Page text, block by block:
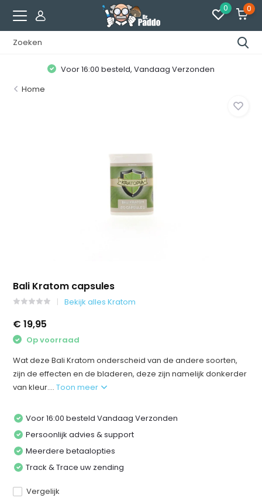
0 0
Voor 16:00 besteld, Vandaag Verzonden
Home
Bali Kratom capsules
Bekijk alles Kratom
€ 19,95
Op voorraad
Wat deze Bali Kratom onderscheid van de andere soorten,
zijn de effecten en de bladeren, deze zijn namelijk donkerder
van kleur....Toon meer
Voor 16:00 besteld Vandaag Verzonden
Persoonlijk advies & support
Meerdere betaalopties
Track & Trace uw zending
Vergelijk